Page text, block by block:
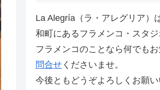
La Alegría（ラ・アレグリア）
和町にあるフラメンコ・スタジ
フラメンコのことなら何でも
問合せ くださいませ。
今後ともどうぞよろしくお願い